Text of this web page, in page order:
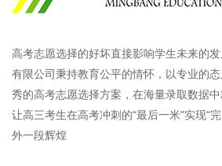
高考志愿选择的好坏直接影响学生未来的
有限公司秉持教育公平的情怀，以专业的
秀的高考志愿选择方案，在海量录取数据
让高三考生在高考冲刺的“最后一米”实现“
外一段辉煌